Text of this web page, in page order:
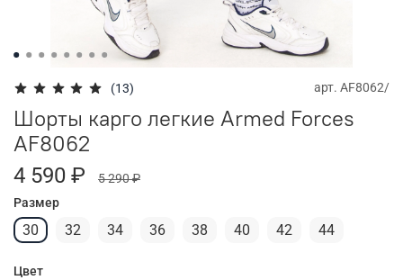
(13) арт. AF8062/
Шорты карго легкие Armed Forces
AF8062
4 590 ₽
5 290 ₽
Размер
30 32 34 36 38 40 42 44
Цвет